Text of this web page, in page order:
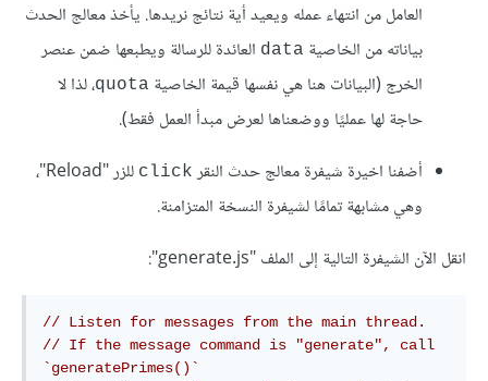
العامل من انتهاء عمله ويعيد أية نتائج نريدها. يأخذ معالج الحدث
بياناته من الخاصية data العائدة للرسالة ويطبعها ضمن عنصر
الخرج (البيانات هنا هي نفسها قيمة الخاصية quota، لذا لا
حاجة لها عمليًا ووضعناها لعرض مبدأ العمل فقط).
أضفنا اخيرة شيفرة معالج حدث النقر click
للزر "Reload"،
وهي مشابهة تمامًا لشيفرة النسخة المتزامنة.
انقل اﻵن الشيفرة التالية إلى الملف "generate.js":
// Listen for messages from the main thread.
// If the message command is "generate", call
`generatePrimes()`